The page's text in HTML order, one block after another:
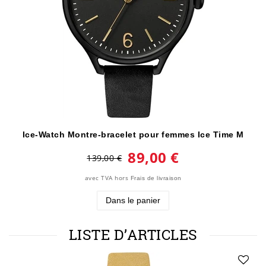
Ice-Watch Montre-bracelet pour femmes Ice Time M
139,00 € 89,00 €
avec TVA hors Frais de livraison
Dans le panier
LISTE D’ARTICLES